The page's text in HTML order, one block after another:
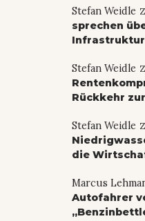
Stefan Weidle
sprechen
Infrastruktur
Stefan Weidle
Rückkehr
Stefan Weidle
die
Marcus
Autofahrer